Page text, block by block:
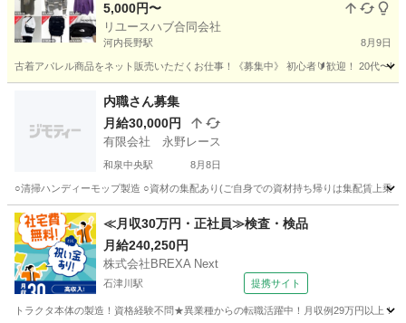
5,000円〜
リユースハブ合同会社
河内長野駅 8月9日
古着アパレル商品をネット販売いただくお仕事！《募集中》 初心者🔰歓迎！ 20代〜
河内長野市 河内長野駅
内職さん募集
月給30,000円
有限会社 永野レース
和泉中央駅 8月8日
○清掃ハンディーモップ製造 ○資材の集配あり(ご自身での資材持ち帰りは集配賃上乗
大阪 和泉市 和泉中央駅 その他
≪月収30万円・正社員≫検査・検品
月給240,250円
株式会社BREXA Next
石津川駅 提携サイト
トラクタ本体の製造！資格経験不問★異業種からの転職活躍中！月収例29万円以上